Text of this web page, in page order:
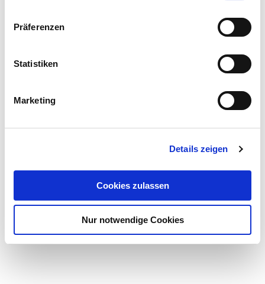
Präferenzen
Statistiken
Marketing
Details zeigen
Cookies zulassen
Nur notwendige Cookies
SAATZEIT: